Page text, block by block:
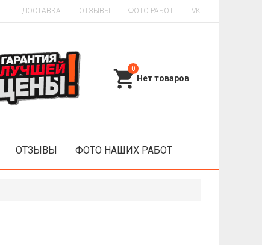
ДОСТАВКА ОТЗЫВЫ ФОТО РАБОТ VK
0
ОТЗЫВЫ ФОТО НАШИХ РАБОТ